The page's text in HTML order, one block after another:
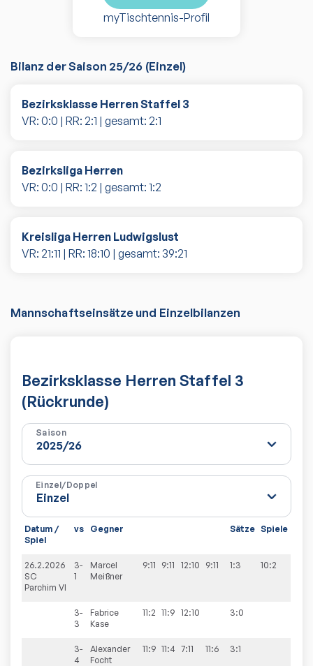
myTischtennis-Profil
Bilanz der Saison 25/26 (Einzel)
Bezirksklasse Herren Staffel 3
VR: 0:0 | RR: 2:1 | gesamt: 2:1
Bezirksliga Herren
VR: 0:0 | RR: 1:2 | gesamt: 1:2
Kreisliga Herren Ludwigslust
VR: 21:11 | RR: 18:10 | gesamt: 39:21
Mannschaftseinsätze und Einzelbilanzen
Bezirksklasse Herren Staffel 3
(Rückrunde)
Saison
Einzel/Doppel
Datum /
Spiel
vs Gegner Sätze Spiele
26.2.2026
SC
Parchim VI
3-
1
Marcel
Meißner
9:11 9:11 12:10 9:11 1:3 10:2
3-
3
Fabrice
Kase
11:2 11:9 12:10 3:0
3-
4
Alexander
Focht
11:9 11:4 7:11 11:6 3:1